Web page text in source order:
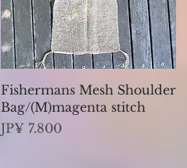
Visualização rápida
Fishermans Mesh Shoulder
Bag/(M)magenta stitch
Preço
JP¥ 7.800